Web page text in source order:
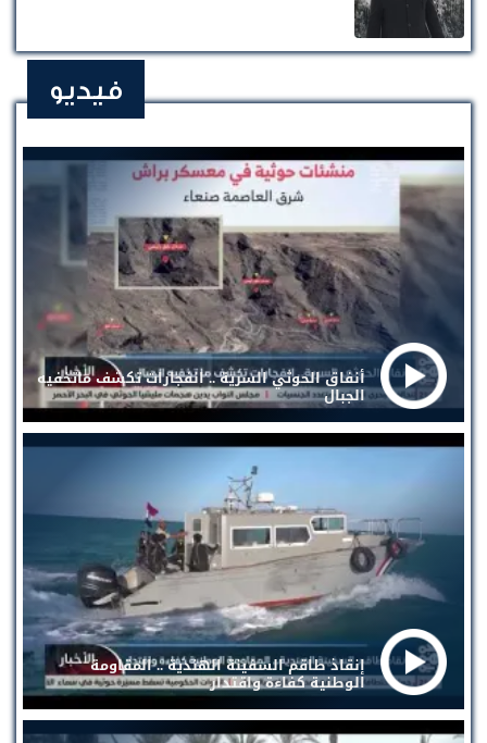
فيديو
أنفاق الحوثي السرية .. انفجارات تكشف ماتخفيه
الجبال
إنقاذ طاقم السفينة الهندية .. المقاومة
الوطنية كفاءة واقتدار